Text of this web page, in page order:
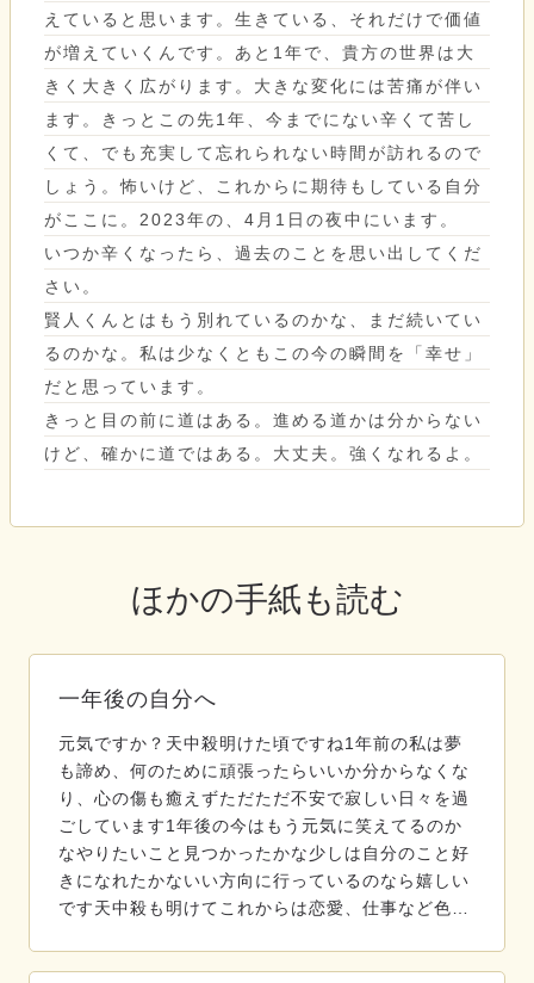
えていると思います。生きている、それだけで価値
が増えていくんです。あと1年で、貴方の世界は大
きく大きく広がります。大きな変化には苦痛が伴い
ます。きっとこの先1年、今までにない辛くて苦し
くて、でも充実して忘れられない時間が訪れるので
しょう。怖いけど、これからに期待もしている自分
がここに。2023年の、4月1日の夜中にいます。
いつか辛くなったら、過去のことを思い出してくだ
さい。
賢人くんとはもう別れているのかな、まだ続いてい
るのかな。私は少なくともこの今の瞬間を「幸せ」
だと思っています。
きっと目の前に道はある。進める道かは分からない
けど、確かに道ではある。大丈夫。強くなれるよ。
ほかの手紙も読む
一年後の自分へ
元気ですか？天中殺明けた頃ですね1年前の私は夢
も諦め、何のために頑張ったらいいか分からなくな
り、心の傷も癒えずただただ不安で寂しい日々を過
ごしています1年後の今はもう元気に笑えてるのか
なやりたいこと見つかったかな少しは自分のこと好
きになれたかないい方向に行っているのなら嬉しい
です天中殺も明けてこれからは恋愛、仕事など色…